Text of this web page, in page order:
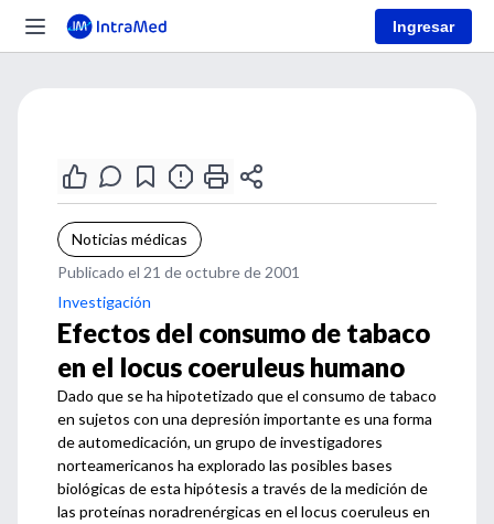
Ingresar
Noticias médicas
Publicado el 21 de octubre de 2001
Investigación
Efectos del consumo de tabaco
en el locus coeruleus humano
Dado que se ha hipotetizado que el consumo de tabaco
en sujetos con una depresión importante es una forma
de automedicación, un grupo de investigadores
norteamericanos ha explorado las posibles bases
biológicas de esta hipótesis a través de la medición de
las proteínas noradrenérgicas en el locus coeruleus en